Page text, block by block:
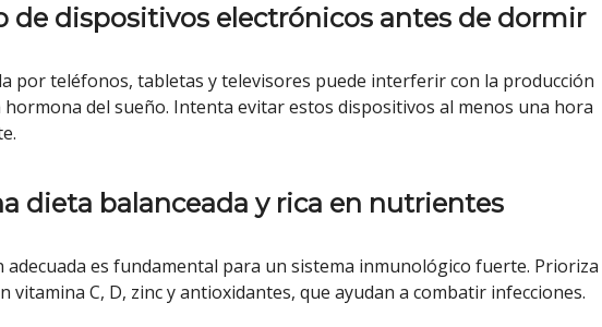
de dispositivos electrónicos antes de dormir
por teléfonos, tabletas y televisores puede interferir con la producción
hormona del sueño. Intenta evitar estos dispositivos al menos una hora
dieta balanceada y rica en nutrientes
adecuada es fundamental para un sistema inmunológico fuerte. Prioriza
vitamina C, D, zinc y antioxidantes, que ayudan a combatir infecciones.